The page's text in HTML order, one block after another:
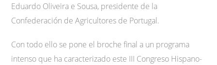
Eduardo Oliveira e Sousa, presidente de la
Confederación de Agricultores de Portugal.
Con todo ello se pone el broche final a un programa
intenso que ha caracterizado este III Congreso Hispano-